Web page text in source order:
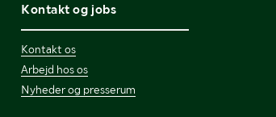
Kontakt og jobs
Kontakt os
Arbejd hos os
Nyheder og presserum